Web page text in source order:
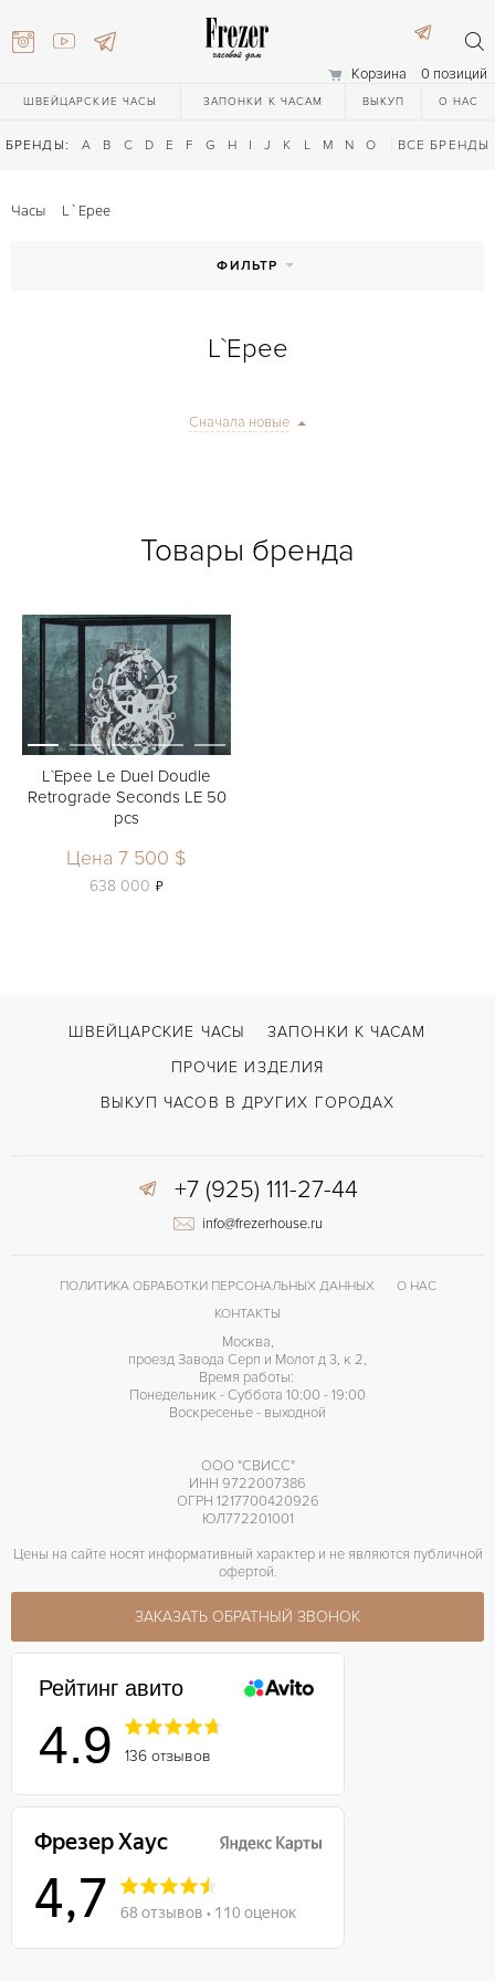
Корзина 0 позиций
ШВЕЙЦАРСКИЕ ЧАСЫ ЗАПОНКИ К ЧАСАМ ВЫКУП О НАС
БРЕНДЫ: A B C D E F G H I J K L M N O Q R S T
ВСЕ БРЕНДЫ
Часы L`Epee
ФИЛЬТР
L`Epee
Сначала новые
Товары бренда
L`Epee Le Duel Doudle
Retrograde Seconds LE 50
pcs
Цена 7 500 $
638 000 ь
ШВЕЙЦАРСКИЕ ЧАСЫ
ЗАПОНКИ К ЧАСАМ
ПРОЧИЕ ИЗДЕЛИЯ
ВЫКУП ЧАСОВ В ДРУГИХ ГОРОДАХ
+7 (925) 111-27-44
info@frezerhouse.ru
ПОЛИТИКА ОБРАБОТКИ ПЕРСОНАЛЬНЫХ ДАННЫХ
О НАС
КОНТАКТЫ
Москва,
проезд Завода Серп и Молот д 3, к 2,
Время работы:
Понедельник - Суббота 10:00 - 19:00
Воскресенье - выходной
ООО "СВИСС"
ИНН 9722007386
ОГРН 1217700420926
ЮЛ772201001
Цены на сайте носят информативный характер и не являются публичной
офертой.
ЗАКАЗАТЬ ОБРАТНЫЙ ЗВОНОК
Рейтинг авито
4.9 136 отзывов